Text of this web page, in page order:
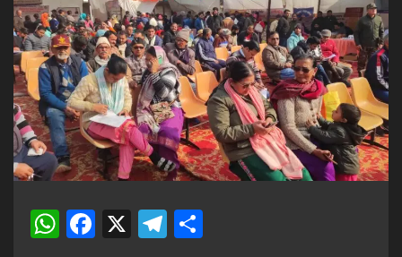
WhatsApp
Facebook
X Telegram